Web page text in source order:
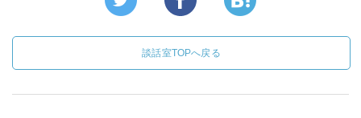
談話室TOPへ戻る